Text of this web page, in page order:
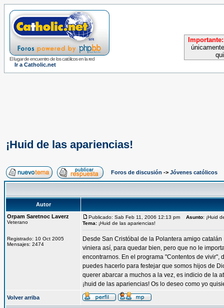
El lugar de encuentro de los católicos en la red
Ir a Catholic.net
Importante:
¡Huid de las apariencias!
Foros de discusión -> Jóvenes católicos
Autor
Orpam Saretnoc Laverz
Veterano
Registrado: 10 Oct 2005
Mensajes: 2474
Publicado: Sab Feb 11, 2006 12:13 pm Asunto: ¡Huid
Tema: ¡Huid de las apariencias!
Desde San Cristóbal de la Polantera amigo
viniera así, para quedar bien, pero que no le
encontrarnos. En el programa "Contentos de vivir",
puedes hacerlo para festejar que somos hijos de
querer abarcar a muchos a la vez, es indicio de la
¡huid de las apariencias! Os lo deseo como yo
Volver arriba